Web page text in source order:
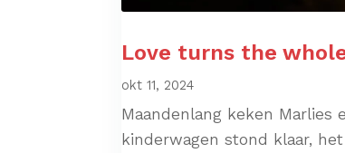
Love turns the
okt 11, 2024
Maandenlang keken
kinderwagen stond klaar,